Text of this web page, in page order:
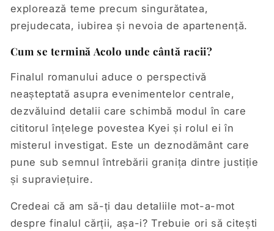
explorează teme precum singurătatea,
prejudecata, iubirea și nevoia de apartenență.
Cum se termină Acolo unde cântă racii?
Finalul romanului aduce o perspectivă
neașteptată asupra evenimentelor centrale,
dezvăluind detalii care schimbă modul în care
cititorul înțelege povestea Kyei și rolul ei în
misterul investigat. Este un deznodământ care
pune sub semnul întrebării granița dintre justiție
și supraviețuire.
Credeai că am să-ți dau detaliile mot-a-mot
despre finalul cărții, așa-i? Trebuie ori să citești